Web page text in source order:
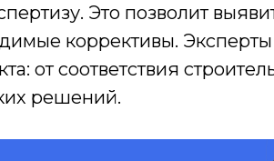
Это позволит
коррективы. Эксперты
от соответствия
решений.